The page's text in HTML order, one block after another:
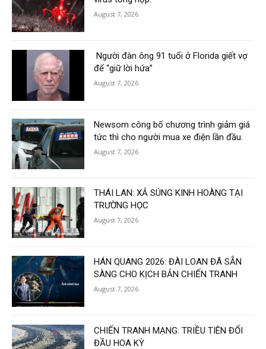
August 7, 2026
Người đàn ông 91 tuổi ở Florida giết vợ
để “giữ lời hứa”
August 7, 2026
Newsom công bố chương trình giảm giá
tức thì cho người mua xe điện lần đầu.
August 7, 2026
THÁI LAN: XẢ SÚNG KINH HOÀNG TẠI
TRƯỜNG HỌC
August 7, 2026
HÁN QUANG 2026: ĐÀI LOAN ĐÃ SẴN
SÀNG CHO KỊCH BẢN CHIẾN TRANH
August 7, 2026
CHIẾN TRANH MẠNG: TRIỀU TIÊN ĐỐI
ĐẦU HOA KỲ